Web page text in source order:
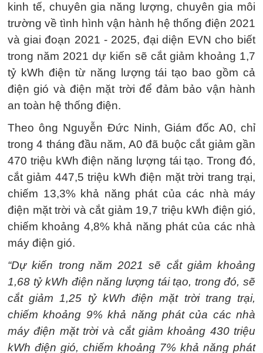
kinh tế, chuyên gia năng lượng, chuyên gia môi
trường về tình hình vận hành hệ thống điện 2021
và giai đoạn 2021 - 2025, đại diện EVN cho biết
trong năm 2021 dự kiến sẽ cắt giảm khoảng 1,7
tỷ kWh điện từ năng lượng tái tạo bao gồm cả
điện gió và điện mặt trời để đảm bảo vận hành
an toàn hệ thống điện.
Theo ông Nguyễn Đức Ninh, Giám đốc A0, chỉ
trong 4 tháng đầu năm, A0 đã buộc cắt giảm gần
470 triệu kWh điện năng lượng tái tạo. Trong đó,
cắt giảm 447,5 triệu kWh điện mặt trời trang trại,
chiếm 13,3% khả năng phát của các nhà máy
điện mặt trời và cắt giảm 19,7 triệu kWh điện gió,
chiếm khoảng 4,8% khả năng phát của các nhà
máy điện gió.
“Dự kiến trong năm 2021 sẽ cắt giảm khoảng
1,68 tỷ kWh điện năng lượng tái tạo, trong đó, sẽ
cắt giảm 1,25 tỷ kWh điện mặt trời trang trại,
chiếm khoảng 9% khả năng phát của các nhà
máy điện mặt trời và cắt giảm khoảng 430 triệu
kWh điện gió, chiếm khoảng 7% khả năng phát